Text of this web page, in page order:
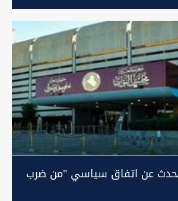
عن اتفاق سياسي "من ضرب